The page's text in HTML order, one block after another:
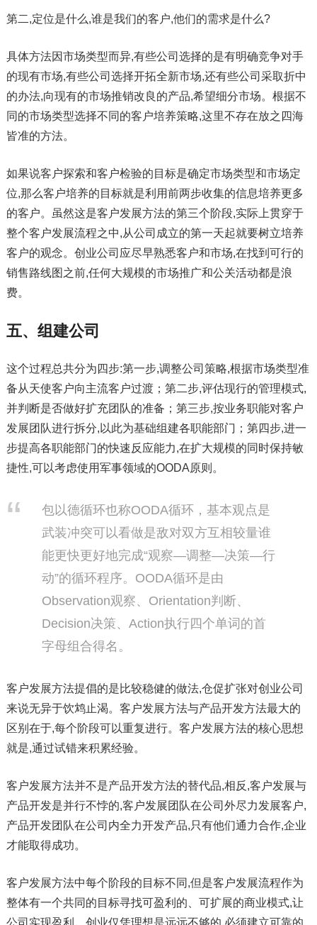
第二,定位是什么,谁是我们的客户,他们的需求是什么?
具体方法因市场类型而异,有些公司选择的是有明确竞争对手
的现有市场,有些公司选择开拓全新市场,还有些公司采取折中
的办法,向现有的市场推销改良的产品,希望细分市场。根据不
同的市场类型选择不同的客户培养策略,这里不存在放之四海
皆准的方法。
如果说客户探索和客户检验的目标是确定市场类型和市场定
位,那么客户培养的目标就是利用前两步收集的信息培养更多
的客户。虽然这是客户发展方法的第三个阶段,实际上贯穿于
整个客户发展流程之中,从公司成立的第一天起就要树立培养
客户的观念。创业公司应尽早熟悉客户和市场,在找到可行的
销售路线图之前,任何大规模的市场推广和公关活动都是浪
费。
五、组建公司
这个过程总共分为四步:第一步,调整公司策略,根据市场类型准
备从天使客户向主流客户过渡；第二步,评估现行的管理模式,
并判断是否做好扩充团队的准备；第三步,按业务职能对客户
发展团队进行拆分,以此为基础组建各职能部门；第四步,进一
步提高各职能部门的快速反应能力,在扩大规模的同时保持敏
捷性,可以考虑使用军事领域的OODA原则。
包以德循环也称OODA循环，基本观点是
武装冲突可以看做是敌对双方互相较量谁
能更快更好地完成“观察—调整—决策—行
动”的循环程序。OODA循环是由
Observation观察、Orientation判断、
Decision决策、Action执行四个单词的首
字母组合得名。
客户发展方法提倡的是比较稳健的做法,仓促扩张对创业公司
来说无异于饮鸩止渴。客户发展方法与产品开发方法最大的
区别在于,每个阶段可以重复进行。客户发展方法的核心思想
就是,通过试错来积累经验。
客户发展方法并不是产品开发方法的替代品,相反,客户发展与
产品开发是并行不悖的,客户发展团队在公司外尽力发展客户,
产品开发团队在公司内全力开发产品,只有他们通力合作,企业
才能取得成功。
客户发展方法中每个阶段的目标不同,但是客户发展流程作为
整体有一个共同的目标寻找可盈利的、可扩展的商业模式,让
公司实现盈利。创业仅凭理想是远远不够的,必须建立可靠的